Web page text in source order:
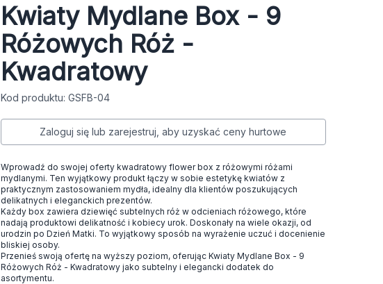
Kwiaty Mydlane Box - 9
Różowych Róż -
Kwadratowy
Kod produktu: GSFB-04
Zaloguj się lub zarejestruj, aby uzyskać ceny hurtowe
Wprowadź do swojej oferty kwadratowy flower box z różowymi różami
mydlanymi. Ten wyjątkowy produkt łączy w sobie estetykę kwiatów z
praktycznym zastosowaniem mydła, idealny dla klientów poszukujących
delikatnych i eleganckich prezentów.
Każdy box zawiera dziewięć subtelnych róż w odcieniach różowego, które
nadają produktowi delikatność i kobiecy urok. Doskonały na wiele okazji, od
urodzin po Dzień Matki. To wyjątkowy sposób na wyrażenie uczuć i docenienie
bliskiej osoby.
Przenieś swoją ofertę na wyższy poziom, oferując Kwiaty Mydlane Box - 9
Różowych Róż - Kwadratowy jako subtelny i elegancki dodatek do
asortymentu.